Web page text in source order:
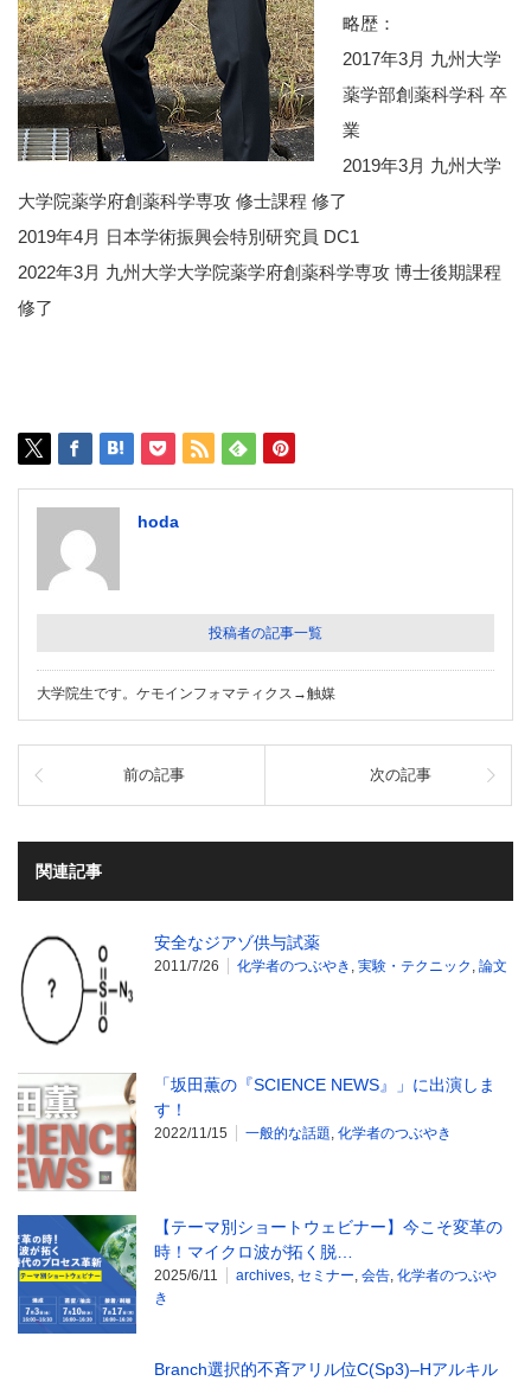
略歴：
2017年3月 九州大学
薬学部創薬科学科 卒
業
2019年3月 九州大学
大学院薬学府創薬科学専攻 修士課程 修了
2019年4月 日本学術振興会特別研究員 DC1
2022年3月 九州大学大学院薬学府創薬科学専攻 博士後期課程
修了
hoda
投稿者の記事一覧
大学院生です。ケモインフォマティクス→触媒
前の記事 次の記事
関連記事
安全なジアゾ供与試薬
2011/7/26 化学者のつぶやき , 実験・テクニック , 論文
「坂田薫の『SCIENCE NEWS』」に出演しま
す！
2022/11/15 一般的な話題, 化学者のつぶやき
【テーマ別ショートウェビナー】今こそ変革の
時！マイクロ波が拓く脱…
2025/6/11 archives, セミナー, 会告, 化学者のつぶや
き
Branch選択的不斉アリル位C(Sp3)–Hアルキル